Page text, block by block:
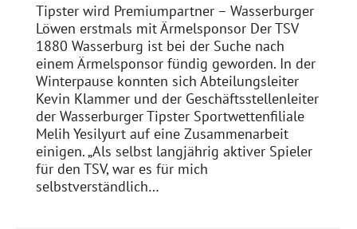
Tipster wird Premiumpartner – Wasserburger
Löwen erstmals mit Ärmelsponsor Der TSV
1880 Wasserburg ist bei der Suche nach
einem Ärmelsponsor fündig geworden. In der
Winterpause konnten sich Abteilungsleiter
Kevin Klammer und der Geschäftsstellenleiter
der Wasserburger Tipster Sportwettenfiliale
Melih Yesilyurt auf eine Zusammenarbeit
einigen. „Als selbst langjährig aktiver Spieler
für den TSV, war es für mich
selbstverständlich…